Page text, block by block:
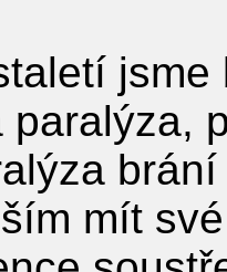
paralýza,
mít